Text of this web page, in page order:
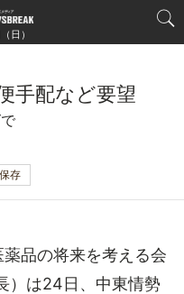
日）
手配など要望
保存
品の将来を考える会
）は24日、中東情勢